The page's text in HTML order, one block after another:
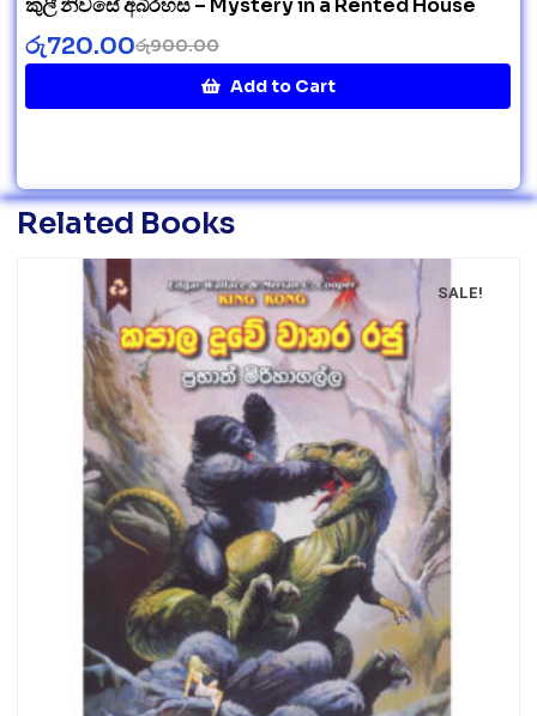
රු900.00
රු720.00
Add to Cart
Related Books
SALE!